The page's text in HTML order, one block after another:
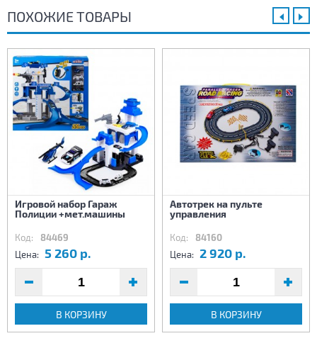
ПОХОЖИЕ ТОВАРЫ
Игровой набор Гараж
Полиции +мет.машины
Код: 84469
Цена: 5 260 р.
В КОРЗИНУ
Автотрек на пульте
управления
Код: 84160
Цена: 2 920 р.
В КОРЗИНУ